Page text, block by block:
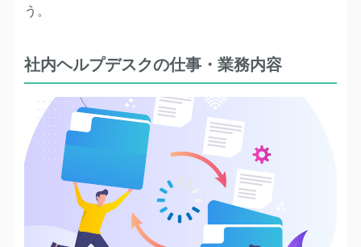
う。
社内ヘルプデスクの仕事・業務内容